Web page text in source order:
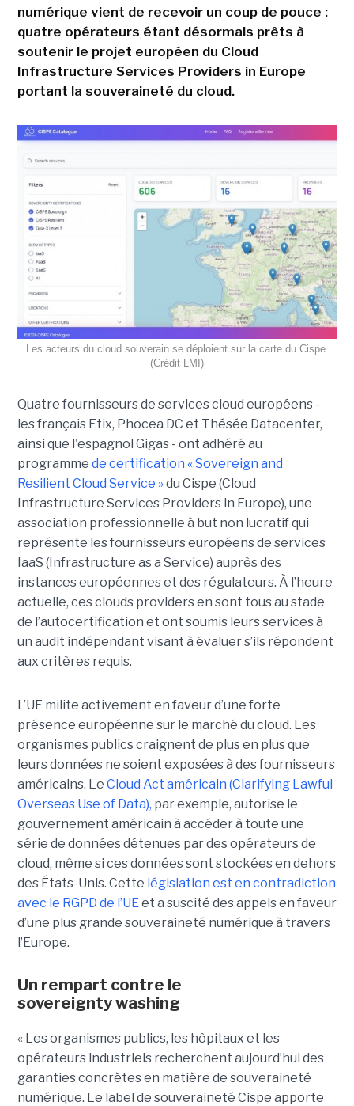
numérique vient de recevoir un coup de pouce :
quatre opérateurs étant désormais prêts à
soutenir le projet européen du Cloud
Infrastructure Services Providers in Europe
portant la souveraineté du cloud.
Les acteurs du cloud souverain se déploient sur la carte du Cispe.
(Crédit LMI)
Quatre fournisseurs de services cloud européens -
les français Etix, Phocea DC et Thésée Datacenter,
ainsi que l'espagnol Gigas - ont adhéré au
programme de certification « Sovereign and
Resilient Cloud Service »du Cispe (Cloud
Infrastructure Services Providers in Europe), une
association professionnelle à but non lucratif qui
représente les fournisseurs européens de services
IaaS (Infrastructure as a Service) auprès des
instances européennes et des régulateurs. À l’heure
actuelle, ces clouds providers en sont tous au stade
de l’autocertification et ont soumis leurs services à
un audit indépendant visant à évaluer s’ils répondent
aux critères requis.
L’UE milite activement en faveur d’une forte
présence européenne sur le marché du cloud. Les
organismes publics craignent de plus en plus que
leurs données ne soient exposées à des fournisseurs
américains. Le Cloud Act américain (Clarifying Lawful
Overseas Use of Data), par exemple, autorise le
gouvernement américain à accéder à toute une
série de données détenues par des opérateurs de
cloud, même si ces données sont stockées en dehors
des États-Unis. Cette législation est en contradiction
avec le RGPD de l’UEet a suscité des appels en faveur
d’une plus grande souveraineté numérique à travers
l’Europe.
Un rempart contre le
sovereignty washing
« Les organismes publics, les hôpitaux et les
opérateurs industriels recherchent aujourd’hui des
garanties concrètes en matière de souveraineté
numérique. Le label de souveraineté Cispe apporte